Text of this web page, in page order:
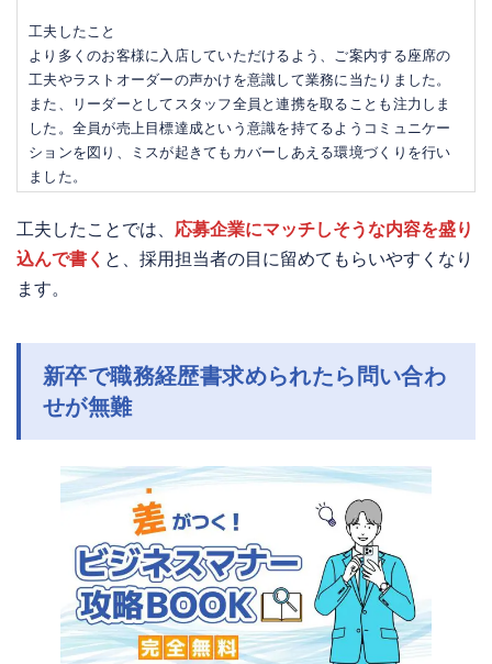
工夫したこと
より多くのお客様に入店していただけるよう、ご案内する座席の
工夫やラストオーダーの声かけを意識して業務に当たりました。
また、リーダーとしてスタッフ全員と連携を取ることも注力しま
した。全員が売上目標達成という意識を持てるようコミュニケー
ションを図り、ミスが起きてもカバーしあえる環境づくりを行い
ました。
工夫したことでは、 応募企業にマッチしそうな内容を盛り
込んで書く と、採用担当者の目に留めてもらいやすくなり
ます。
新卒で職務経歴書求められたら問い合わ
せが無難